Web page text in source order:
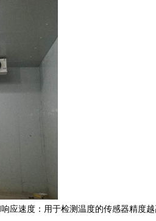
应速度：用于检测温度的传感器精度